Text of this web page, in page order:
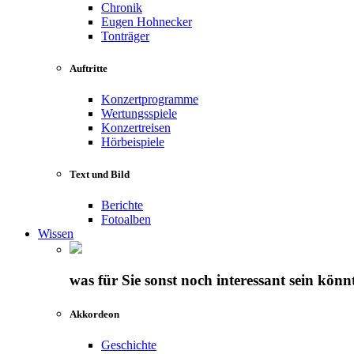
Chronik
Eugen Hohnecker
Tonträger
Auftritte
Konzertprogramme
Wertungsspiele
Konzertreisen
Hörbeispiele
Text und Bild
Berichte
Fotoalben
Wissen
was für Sie sonst noch interessant sein
Akkordeon
Geschichte